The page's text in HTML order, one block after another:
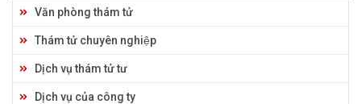
Văn phòng thám tử
Thám tử chuyên nghiệp
Dịch vụ thám tử tư
Dịch vụ của công ty